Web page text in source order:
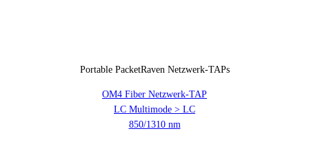
Portable PacketRaven Netzwerk-TAPs
OM4 Fiber Netzwerk-TAP
LC Multimode > LC
850/1310 nm